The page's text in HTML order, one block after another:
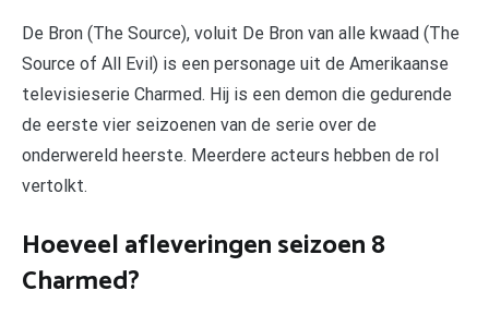
De Bron (The Source), voluit De Bron van alle kwaad (The
Source of All Evil) is een personage uit de Amerikaanse
televisieserie Charmed. Hij is een demon die gedurende
de eerste vier seizoenen van de serie over de
onderwereld heerste. Meerdere acteurs hebben de rol
vertolkt.
Hoeveel afleveringen seizoen 8
Charmed?